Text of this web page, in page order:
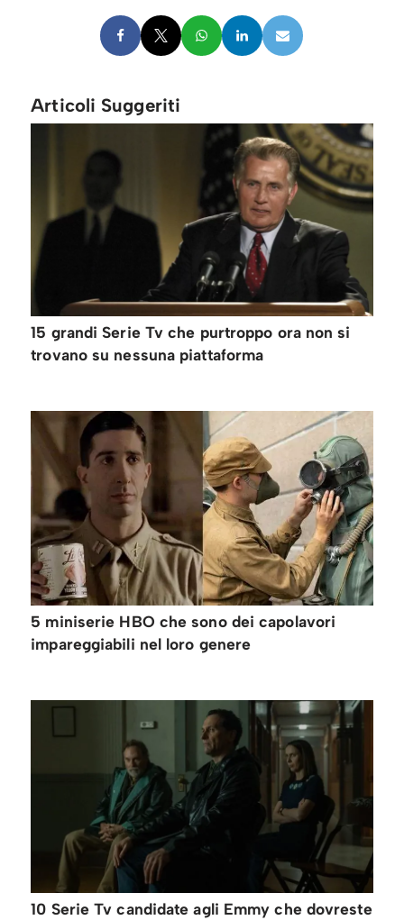
Articoli Suggeriti
15 grandi Serie Tv che purtroppo ora non si
trovano su nessuna piattaforma
5 miniserie HBO che sono dei capolavori
impareggiabili nel loro genere
10 Serie Tv candidate agli Emmy che dovreste